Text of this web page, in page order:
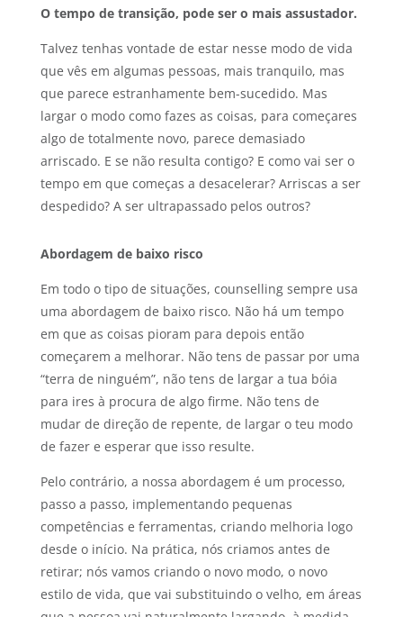
O tempo de transição, pode ser o mais assustador.
Talvez tenhas vontade de estar nesse modo de vida
que vês em algumas pessoas, mais tranquilo, mas
que parece estranhamente bem-sucedido. Mas
largar o modo como fazes as coisas, para começares
algo de totalmente novo, parece demasiado
arriscado. E se não resulta contigo? E como vai ser o
tempo em que começas a desacelerar? Arriscas a ser
despedido? A ser ultrapassado pelos outros?
Abordagem de baixo risco
Em todo o tipo de situações, counselling sempre usa
uma abordagem de baixo risco. Não há um tempo
em que as coisas pioram para depois então
começarem a melhorar. Não tens de passar por uma
“terra de ninguém”, não tens de largar a tua bóia
para ires à procura de algo firme. Não tens de
mudar de direção de repente, de largar o teu modo
de fazer e esperar que isso resulte.
Pelo contrário, a nossa abordagem é um processo,
passo a passo, implementando pequenas
competências e ferramentas, criando melhoria logo
desde o início. Na prática, nós criamos antes de
retirar; nós vamos criando o novo modo, o novo
estilo de vida, que vai substituindo o velho, em áreas